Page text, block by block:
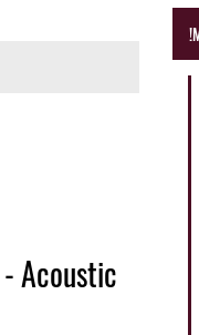
Acoustic